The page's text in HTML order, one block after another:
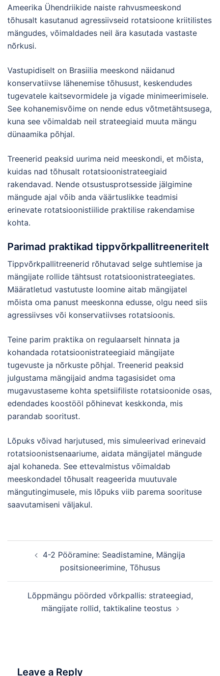
Ameerika Ühendriikide naiste rahvusmeeskond
tõhusalt kasutanud agressiivseid rotatsioone kriitilistes
mängudes, võimaldades neil ära kasutada vastaste
nõrkusi.
Vastupidiselt on Brasiilia meeskond näidanud
konservatiivse lähenemise tõhusust, keskendudes
tugevatele kaitsevormidele ja vigade minimeerimisele.
See kohanemisvõime on nende edus võtmetähtsusega,
kuna see võimaldab neil strateegiaid muuta mängu
dünaamika põhjal.
Treenerid peaksid uurima neid meeskondi, et mõista,
kuidas nad tõhusalt rotatsioonistrateegiaid
rakendavad. Nende otsustusprotsesside jälgimine
mängude ajal võib anda väärtuslikke teadmisi
erinevate rotatsioonistiilide praktilise rakendamise
kohta.
Parimad praktikad tippvõrkpallitreeneritelt
Tippvõrkpallitreenerid rõhutavad selge suhtlemise ja
mängijate rollide tähtsust rotatsioonistrateegiates.
Määratletud vastutuste loomine aitab mängijatel
mõista oma panust meeskonna edusse, olgu need siis
agressiivses või konservatiivses rotatsioonis.
Teine parim praktika on regulaarselt hinnata ja
kohandada rotatsioonistrateegiaid mängijate
tugevuste ja nõrkuste põhjal. Treenerid peaksid
julgustama mängijaid andma tagasisidet oma
mugavustaseme kohta spetsiifiliste rotatsioonide osas,
edendades koostööl põhinevat keskkonda, mis
parandab sooritust.
Lõpuks võivad harjutused, mis simuleerivad erinevaid
rotatsioonistsenaariume, aidata mängijatel mängude
ajal kohaneda. See ettevalmistus võimaldab
meeskondadel tõhusalt reageerida muutuvale
mängutingimusele, mis lõpuks viib parema soorituse
saavutamiseni väljakul.
navigation4-2 Pööramine: Seadistamine, Mängija
positsioneerimine, Tõhusus
Lõppmängu pöörded võrkpallis: strateegiad,
mängijate rollid, taktikaline teostus
Leave a Reply